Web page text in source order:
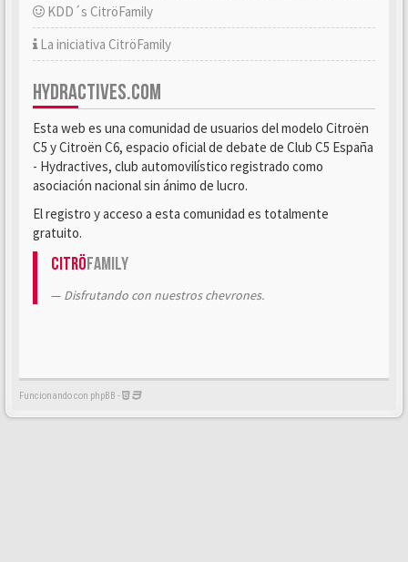
KDD´s CitröFamily
La iniciativa CitröFamily
HYDRACTIVES.COM
Esta web es una comunidad de usuarios del modelo Citroën
C5 y Citroën C6, espacio oficial de debate de Club C5 España
- Hydractives, club automovilístico registrado como
asociación nacional sin ánimo de lucro.
El registro y acceso a esta comunidad es totalmente
gratuito.
CitröFamily
Disfrutando con nuestros chevrones.
Funcionando con phpBB -